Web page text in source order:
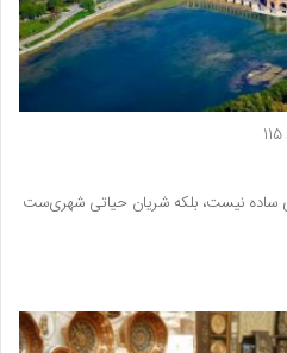
115
ساده نیست، بلکه شریان حیاتی شهری‌ست